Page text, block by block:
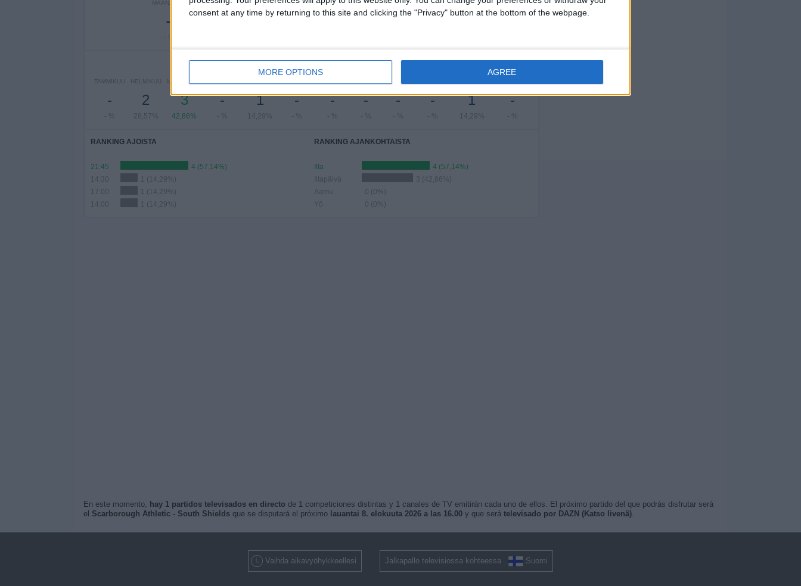
consent at any time by returning to this site and clicking the "Privacy" button at the bottom of the webpage.
MORE OPTIONS AGREE
MAANANTAI
-
- %
TIISTAI
4
KESKIVIIKKO
-
TORSTAI
-
PERJANTAI
-
LAUANTAI
3
SUKUPUOLI
-
PELIT KUUKAUSIEN MUKAAN
TAMMIKUU
-
- %
HELMIKUU
2
28,57%
MAALISKUU
3
42,86%
-
- %
1
14,29%
-
- %
-
- %
-
- %
-
- %
-
- %
1
14,29%
-
- %
RANKING AJOISTA
21:45
4 (57,14%)
14:30
1 (14,29%)
17:00
1 (14,29%)
1 (14,29%)
RANKING AJANKOHTAISTA
Ilta
4 (57,14%)
Iltapäivä
3 (42,86%)
Aamu
0 (0%)
Yö
0 (0%)
En este momento, hay 1 partidos televisados en directo de 1 competiciones distintas y 1 canales de TV emitirán cada uno de ellos. El próximo partido del que podrás disfrutar será
el Scarborough Athletic - South Shieldsque se disputará el próximo lauantai 8. elokuuta 2026 a las 16.00y que será televisado por DAZN (Katso livenä).
Vaihda aikavyöhykkeellesi Jalkapallo televisiossa kohteessa Suomi